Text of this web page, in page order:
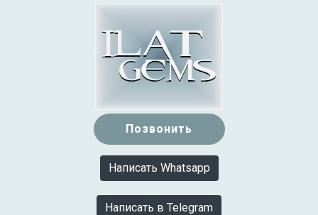
Позвонить
Написать Whatsapp
Написать в Telegram